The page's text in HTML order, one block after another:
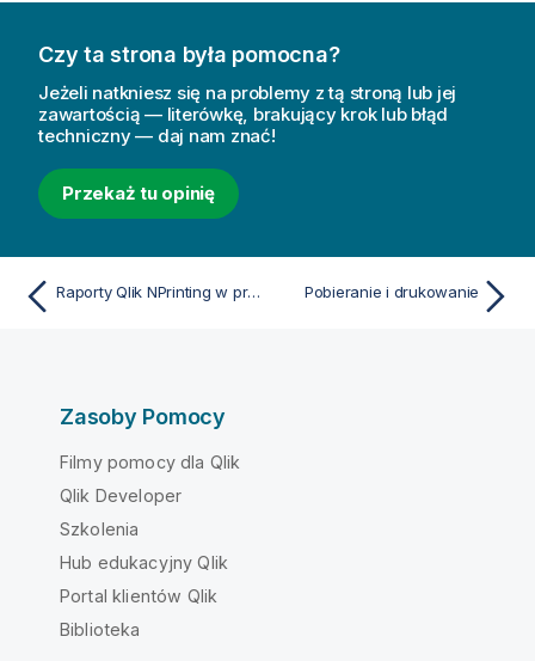
Czy ta strona była pomocna?
Jeżeli natkniesz się na problemy z tą stroną lub jej
zawartością — literówkę, brakujący krok lub błąd
techniczny — daj nam znać!
Przekaż tu opinię
Raporty Qlik NPrinting w programie Qlik Sense Pobieranie i drukowanie
Zasoby Pomocy
Filmy pomocy dla Qlik
Qlik Developer
Szkolenia
Hub edukacyjny Qlik
Portal klientów Qlik
Biblioteka